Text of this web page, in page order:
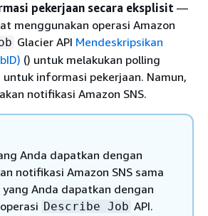
pekerjaan secara eksplisit —
menggunakan operasi Amazon
Glacier API Mendeskripsikan
() untuk melakukan polling
untuk informasi pekerjaan. Namun,
notifikasi Amazon SNS.
Anda dapatkan dengan
notifikasi Amazon SNS sama
Anda dapatkan dengan
Describe Job API.